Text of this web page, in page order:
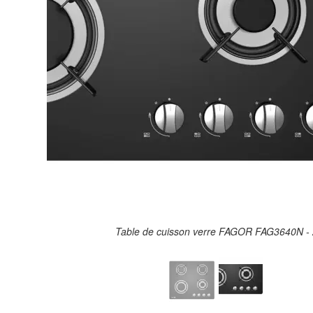
Table de cuisson verre FAGOR FAG3640N -